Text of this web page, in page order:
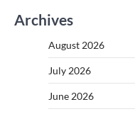
Archives
August 2026
July 2026
June 2026